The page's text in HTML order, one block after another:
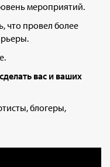
мероприятий.
что провел более
сделать вас и ваших
блогеры,